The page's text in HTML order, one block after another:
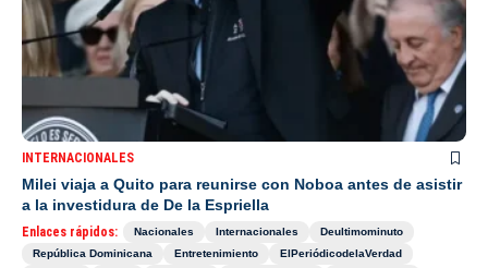
INTERNACIONALES
Milei viaja a Quito para reunirse con Noboa antes de asistir
a la investidura de De la Espriella
Enlaces rápidos: Nacionales Internacionales
Deultimominuto
República Dominicana
Entretenimiento
ElPeriódicodelaVerdad